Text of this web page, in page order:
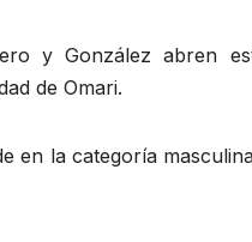
y González abren
de Omari.
en la categoría